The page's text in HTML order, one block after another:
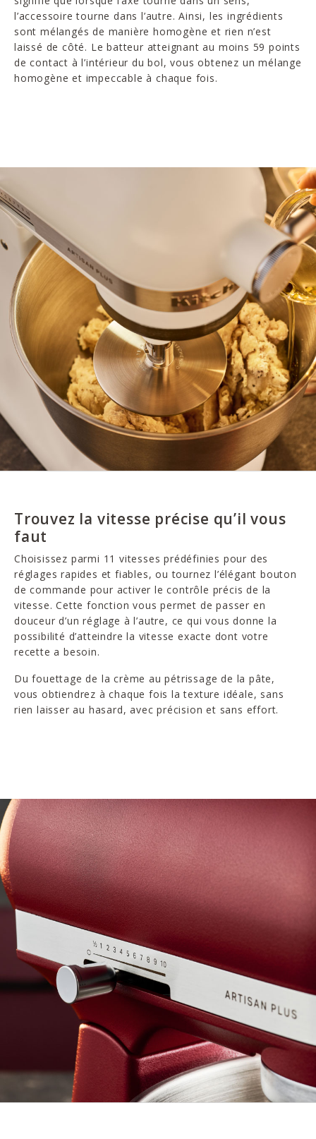
l’accessoire tourne dans l’autre. Ainsi, les ingrédients
sont mélangés de manière homogène et rien n’est
laissé de côté. Le batteur atteignant au moins 59 points
de contact à l’intérieur du bol, vous obtenez un mélange
homogène et impeccable à chaque fois.
Trouvez la vitesse précise qu’il vous
faut
Choisissez parmi 11 vitesses prédéfinies pour des
réglages rapides et fiables, ou tournez l’élégant bouton
de commande pour activer le contrôle précis de la
vitesse. Cette fonction vous permet de passer en
douceur d’un réglage à l’autre, ce qui vous donne la
possibilité d’atteindre la vitesse exacte dont votre
recette a besoin.
Du fouettage de la crème au pétrissage de la pâte,
vous obtiendrez à chaque fois la texture idéale, sans
rien laisser au hasard, avec précision et sans effort.